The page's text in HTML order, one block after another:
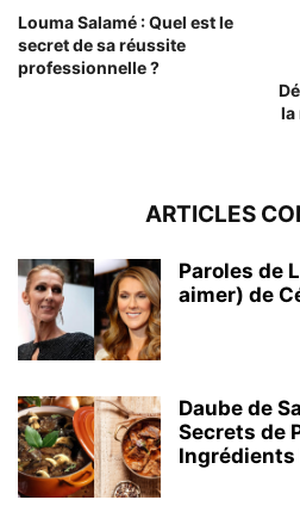
Louma Salamé : Quel est le
secret de sa réussite
professionnelle ?
la
ARTICLES
Paroles de
aimer) de
Daube de
Secrets de
Ingrédients